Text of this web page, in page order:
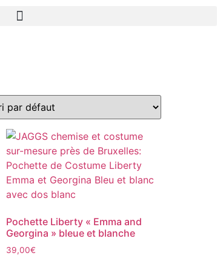
Pochette Liberty « Emma and
Georgina » bleue et blanche
39,00€